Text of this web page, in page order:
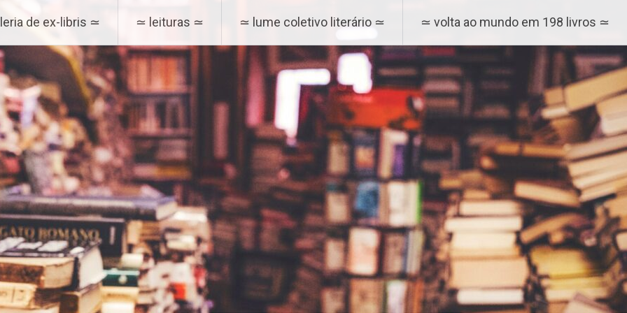
de ex-libris ≃ ≃ leituras ≃ ≃ lume coletivo literário ≃ ≃ volta ao mundo em 198 livros ≃